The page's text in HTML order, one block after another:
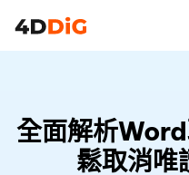
全面解析
鬆取消唯